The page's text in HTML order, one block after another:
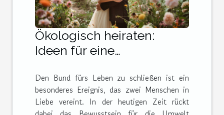
Ökologisch heiraten:
Ideen für eine
Hochzeit
Den Bund fürs Leben zu schließen ist ein
besonderes Ereignis, das zwei Menschen in
Liebe vereint. In der heutigen Zeit rückt